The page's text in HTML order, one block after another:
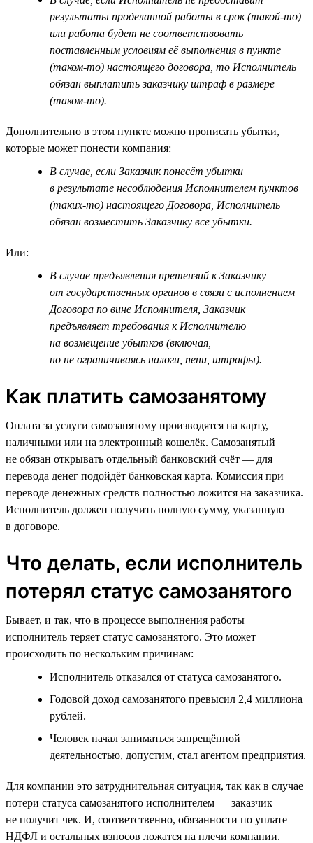
результаты проделанной работы в срок (такой-то)
или работа будет не соответствовать
поставленным условиям её выполнения в пункте
(таком-то) настоящего договора, то Исполнитель
обязан выплатить заказчику штраф в размере
(таком-то).
Дополнительно в этом пункте можно прописать убытки,
которые может понести компания:
В случае, если Заказчик понесёт убытки
в результате несоблюдения Исполнителем пунктов
(таких-то) настоящего Договора, Исполнитель
обязан возместить Заказчику все убытки.
Или:
В случае предъявления претензий к Заказчику
от государственных органов в связи с исполнением
Договора по вине Исполнителя, Заказчик
предъявляет требования к Исполнителю
на возмещение убытков (включая,
но не ограничиваясь налоги, пени, штрафы).
Как платить самозанятому
Оплата за услуги самозанятому производятся на карту,
наличными или на электронный кошелёк. Самозанятый
не обязан открывать отдельный банковский счёт — для
перевода денег подойдёт банковская карта. Комиссия при
переводе денежных средств полностью ложится на заказчика.
Исполнитель должен получить полную сумму, указанную
в договоре.
Что делать, если исполнитель
потерял статус самозанятого
Бывает, и так, что в процессе выполнения работы
исполнитель теряет статус самозанятого. Это может
происходить по нескольким причинам:
Исполнитель отказался от статуса самозанятого.
Годовой доход самозанятого превысил 2,4 миллиона
рублей.
Человек начал заниматься запрещённой
деятельностью, допустим, стал агентом предприятия.
Для компании это затруднительная ситуация, так как в случае
потери статуса самозанятого исполнителем — заказчик
не получит чек. И, соответственно, обязанности по уплате
НДФЛ и остальных взносов ложатся на плечи компании.